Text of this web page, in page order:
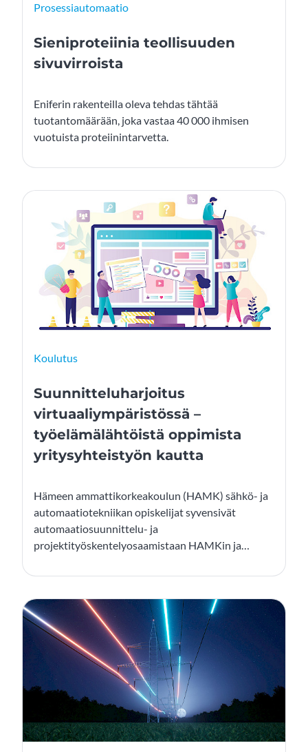
Prosessiautomaatio
Sieniproteiinia teollisuuden
sivuvirroista
Eniferin rakenteilla oleva tehdas tähtää
tuotantomäärään, joka vastaa 40 000 ihmisen
vuotuista proteiinintarvetta.
Koulutus
Suunnitteluharjoitus
virtuaaliympäristössä –
työelämälähtöistä oppimista
yritysyhteistyön kautta
Hämeen ammattikorkeakoulun (HAMK) sähkö- ja
automaatiotekniikan opiskelijat syvensivät
automaatiosuunnittelu- ja
projektityöskentelyosaamistaan HAMKin ja
järjestämässä koulutuksessa. Opiskelijat
suunnitteluympäristöön ja projektimalliin.